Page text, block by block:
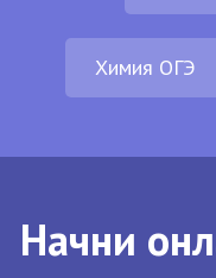
Химия ОГЭ
Начни